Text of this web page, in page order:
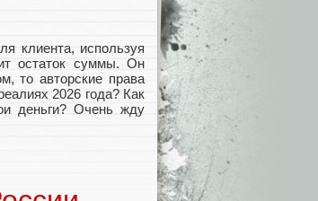
клиента, используя
остаток суммы. Он
то авторские права
2026 года? Как
деньги? Очень жду